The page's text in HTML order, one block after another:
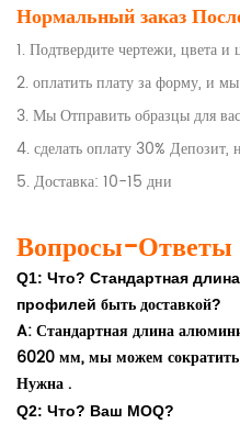
Нормальный заказ
1. Подтвердите чертежи, цвета и
2. оплатить плату за форму, и
3. Мы Отправить образцы для
4. сделать оплату 30% Депозит,
5. Доставка: 10-15 дни
Вопросы-Ответы
Q1: Что? Стандартная
профилей быть доставкой?
A: Стандартная длина
6020 мм, мы можем
Нужна .
Q2: Что? Ваш MOQ?